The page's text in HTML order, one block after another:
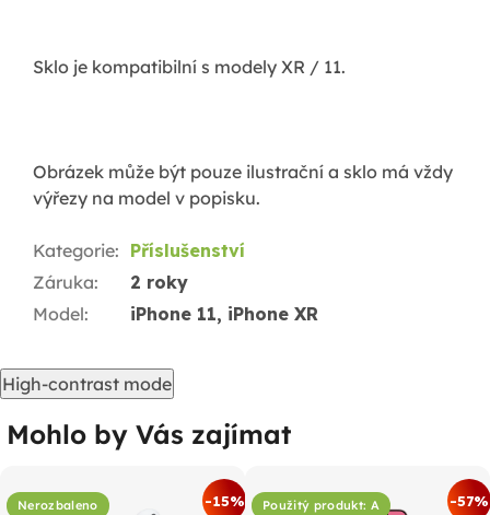
Sklo je kompatibilní s modely XR / 11.
Obrázek může být pouze ilustrační a sklo má vždy
výřezy na model v popisku.
Kategorie: Příslušenství
Záruka:
2 roky
Model: iPhone 11, iPhone XR
High-contrast mode
Mohlo by Vás zajímat
Nerozbaleno -15% Použitý produkt: A -57%